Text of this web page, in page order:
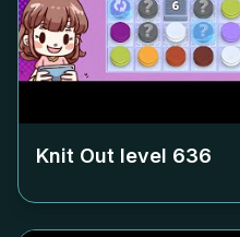
Knit Out level 636